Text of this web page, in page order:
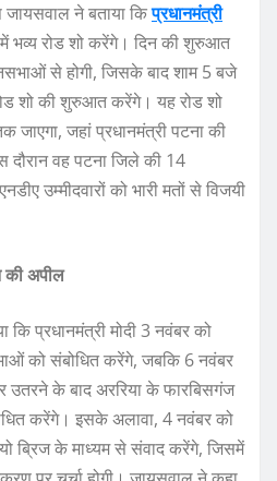
जायसवाल ने बताया किप्रधानमंत्री
भव्य रोड शो करेंगे। दिन की शुरुआत
से होगी, जिसके बाद शाम 5 बजे
शो की शुरुआत करेंगे। यह रोड शो
जाएगा, जहां प्रधानमंत्री पटना की
वह पटना जिले की 14
उम्मीदवारों को भारी मतों से विजयी
की अपील
प्रधानमंत्री मोदी 3 नवंबर को
को संबोधित करेंगे, जबकि 6 नवंबर
उतरने के बाद अररिया के फारबिसगंज
करेंगे। इसके अलावा, 4 नवंबर को
ब्रिज के माध्यम से संवाद करेंगे, जिसमें